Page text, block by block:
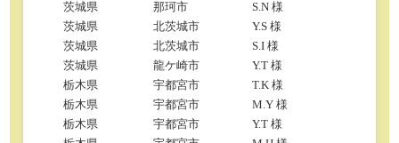
茨城県
那珂市
S.N 様
茨城県
北茨城市
Y.S 様
茨城県
北茨城市
S.I 様
茨城県
龍ケ崎市
Y.T 様
栃木県
宇都宮市
T.K 様
栃木県
宇都宮市
M.Y 様
栃木県
宇都宮市
Y.T 様